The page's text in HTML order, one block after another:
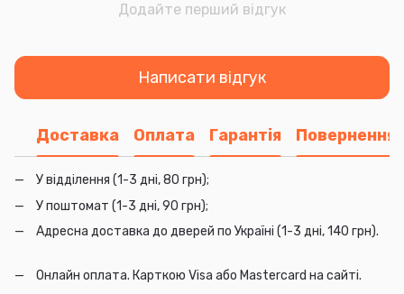
Додайте перший відгук
Написати відгук
Доставка Оплата Гарантія Повернення
У відділення (1-3 дні, 80 грн);
У поштомат (1-3 дні, 90 грн);
Адресна доставка до дверей по Україні (1-3 дні, 140 грн).
Онлайн оплата. Карткою Visa або Mastercard на сайті.